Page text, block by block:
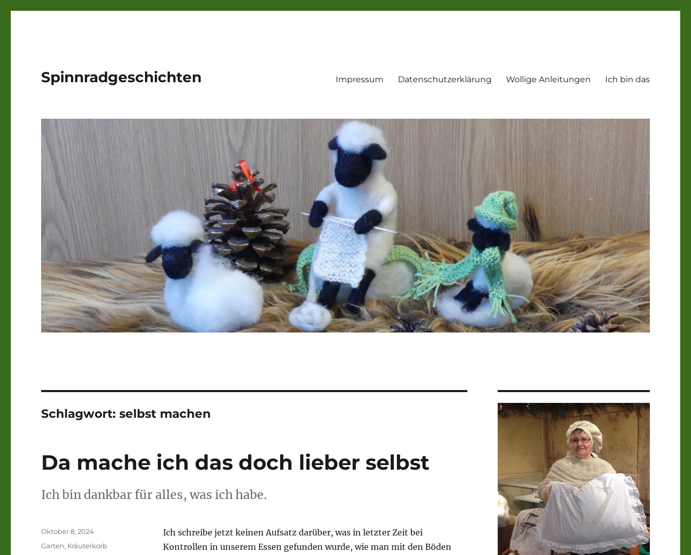
Spinnradgeschichten Impressum Datenschutzerklärung Wollige Anleitungen Ich bin das
Schlagwort:selbst machen
Da mache ich das doch lieber selbst
Ich bin dankbar für alles, was ich habe.
Ich schreibe jetzt keinen Aufsatz darüber, was in letzter Zeit bei
Kontrollen in unserem Essen gefunden wurde, wie man mit den Böden
Veröffentlicht
am
Oktober 8, 2024
Kategorien
Garten, Kräuterkorb